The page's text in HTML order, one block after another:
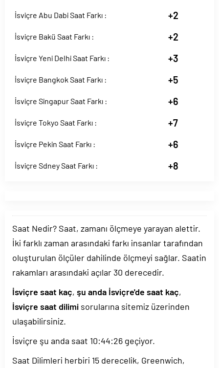
İsviçre Abu Dabi Saat Farkı : +2
İsviçre Bakü Saat Farkı : +2
İsviçre Yeni Delhi Saat Farkı : +3
İsviçre Bangkok Saat Farkı : +5
İsviçre Singapur Saat Farkı : +6
İsviçre Tokyo Saat Farkı : +7
İsviçre Pekin Saat Farkı : +6
İsviçre Sdney Saat Farkı : +8
Saat Nedir? Saat, zamanı ölçmeye yarayan alettir.
İki farklı zaman arasındaki farkı insanlar tarafından
oluşturulan ölçüler dahilinde ölçmeyi sağlar. Saatin
rakamları arasındaki açılar 30 derecedir.
İsviçre saat kaç, şu anda İsviçre'de saat kaç,
İsviçre saat dilimi sorularına sitemiz üzerinden
ulaşabilirsiniz.
İsviçre şu anda saat 10:44:26 geçiyor.
Saat Dilimleri herbiri 15 derecelik, Greenwich,